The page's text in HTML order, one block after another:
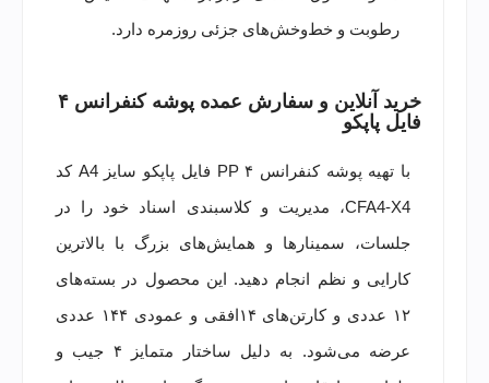
رطوبت و خط‌وخش‌های جزئی روزمره دارد.
خرید آنلاین و سفارش عمده پوشه کنفرانس ۴
فایل پاپکو
با تهیه پوشه کنفرانس PP ۴ فایل پاپکو سایز A4 کد
CFA4-X4، مدیریت و کلاسبندی اسناد خود را در
جلسات، سمینارها و همایش‌های بزرگ با بالاترین
کارایی و نظم انجام دهید. این محصول در بسته‌های
۱۲ عددی و کارتن‌های ۱۴افقی و عمودی ۱۴۴ عددی
عرضه می‌شود. به دلیل ساختار متمایز ۴ جیب و